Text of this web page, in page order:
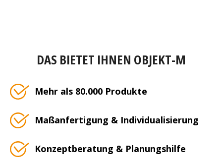
DAS BIETET IHNEN OBJEKT-M
Mehr als 80.000 Produkte
Maßanfertigung & Individualisierung
Konzeptberatung & Planungshilfe